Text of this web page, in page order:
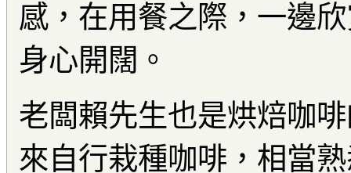
感，在用餐之際，一邊
身心開闊。
老闆賴先生也是烘焙咖
來自行栽種咖啡，相當